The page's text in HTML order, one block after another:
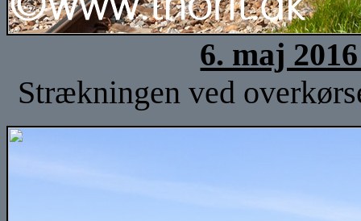
6. maj
Strækningen ved